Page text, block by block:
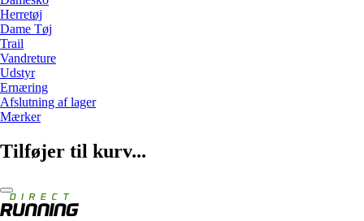
Herretøj
Dame Tøj
Trail
Vandreture
Udstyr
Ernæring
Afslutning af lager
Mærker
Tilføjer til kurv...